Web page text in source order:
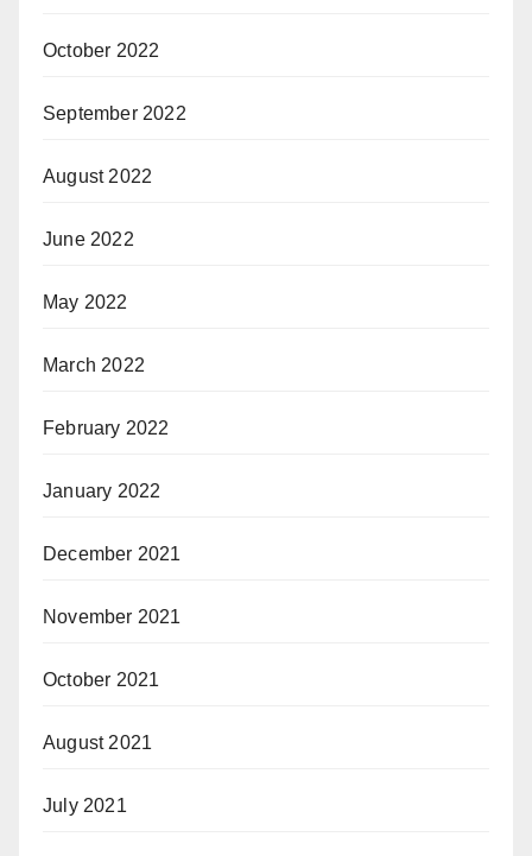
October 2022
September 2022
August 2022
June 2022
May 2022
March 2022
February 2022
January 2022
December 2021
November 2021
October 2021
August 2021
July 2021